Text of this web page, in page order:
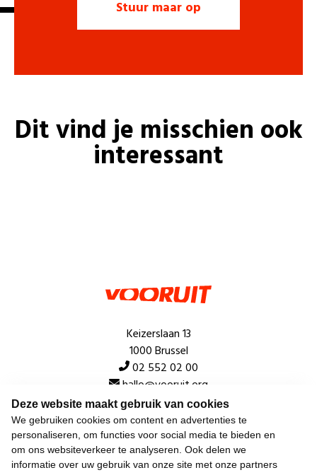
Deze website maakt gebruik van cookies
We gebruiken cookies om content en advertenties te
personaliseren, om functies voor social media te bieden en
om ons websiteverkeer te analyseren. Ook delen we
informatie over uw gebruik van onze site met onze partners
Dit vind je misschien ook
interessant
Keizerslaan 13
1000 Brussel
02 552 02 00
hallo@vooruit.org
Snel
Over de beweging